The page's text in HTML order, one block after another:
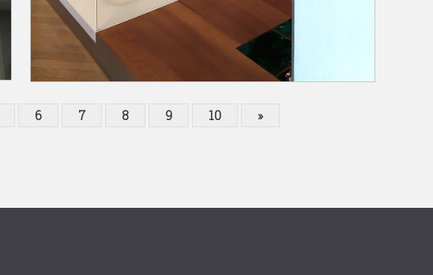
6 7 8 9 10 »